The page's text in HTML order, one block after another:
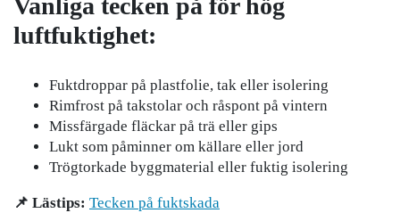
Vanliga tecken på för hög
luftfuktighet:
Fuktdroppar på plastfolie, tak eller isolering
Rimfrost på takstolar och råspont på vintern
Missfärgade fläckar på trä eller gips
Lukt som påminner om källare eller jord
Trögtorkade byggmaterial eller fuktig isolering
📌 Lästips: Tecken på fuktskada